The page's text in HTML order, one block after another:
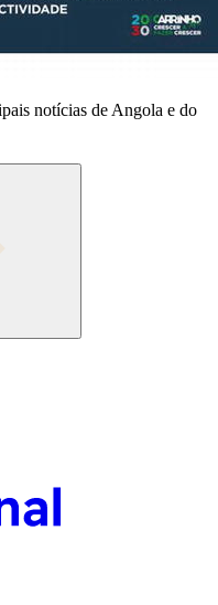
notícias de Angola e do